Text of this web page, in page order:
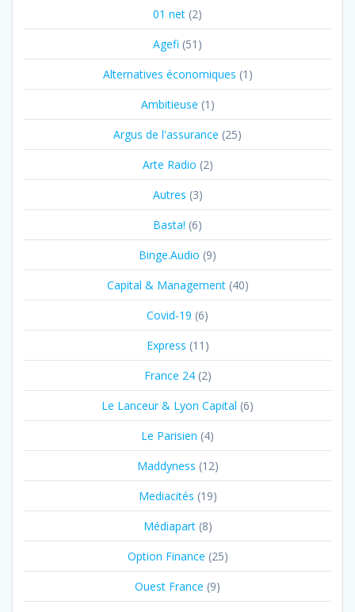
01 net (2)
Agefi (51)
Alternatives économiques (1)
Ambitieuse (1)
Argus de l'assurance (25)
Arte Radio (2)
Autres (3)
Basta! (6)
Binge.Audio (9)
Capital & Management(40)
Covid-19 (6)
Express (11)
France 24(2)
Le Lanceur & Lyon Capital (6)
Le Parisien (4)
Maddyness (12)
Mediacités (19)
Médiapart(8)
Option Finance (25)
Ouest France (9)